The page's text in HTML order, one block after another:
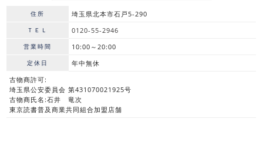
住所 埼玉県北本市石戸5-290
ＴＥＬ 0120-55-2946
営業時間 10:00～20:00
定休日
年中無休
古物商許可:
埼玉県公安委員会 第431070021925号
古物商氏名:石井 竜次
東京読書普及商業共同組合加盟店舗